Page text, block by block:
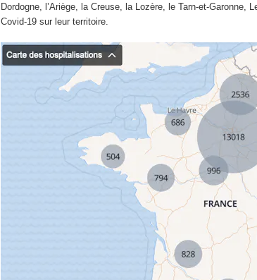
Dordogne, l’Ariège, la Creuse, la Lozère, le Tarn-et-
Covid-19 sur leur territoire.